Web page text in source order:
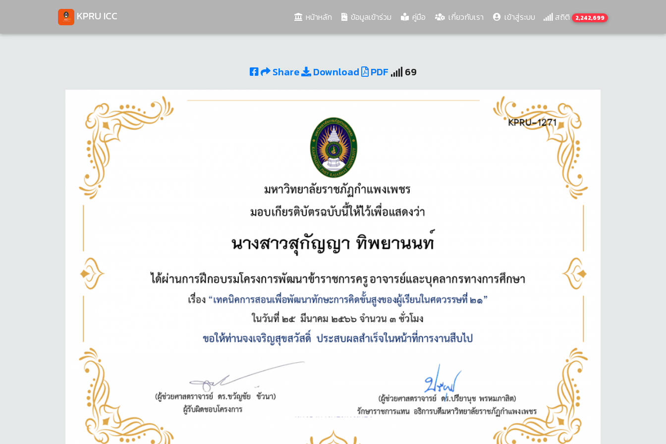
KPRU ICC หน้าหลัก(current)ข้อมูลเข้าร่วม คู่มือ เกี่ยวกับเรา เข้าสู่ระบบ สถิติ 2,242,699
Share Download PDF 69